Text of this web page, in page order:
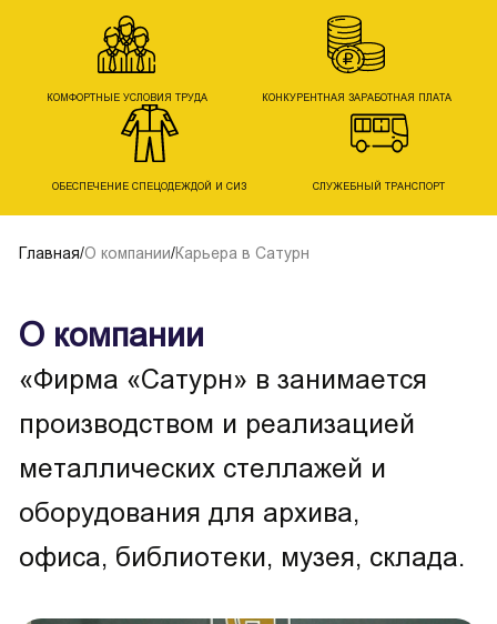
КОМФОРТНЫЕ УСЛОВИЯ ТРУДА КОНКУРЕНТНАЯ ЗАРАБОТНАЯ ПЛАТА
ОБЕСПЕЧЕНИЕ CПЕЦОДЕЖДОЙ И СИЗ СЛУЖЕБНЫЙ ТРАНСПОРТ
Главная/О компании/Карьера в Сатурн
О компании
«Фирма «Сатурн» в занимается
производством и реализацией
металлических стеллажей и
оборудования для архива,
офиса, библиотеки, музея, склада.